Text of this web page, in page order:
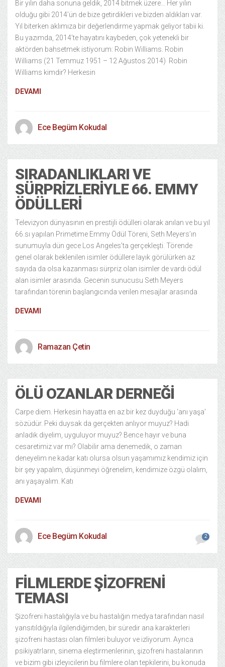
Bir yılın daha sonuna geldik, 2014 bitmek üzere… Her yılın
olduğu gibi 2014’ün de bize getirdikleri ve bizden aldıkları var.
Yıl biterken aklımıza bir değerlendirme yapmak geliyor tabii ki.
Bu yazımda, 2014’te hayatını kaybeden, çok yetenekli bir
aktörden bahsetmek istiyorum: Robin Williams. Robin
Williams (21 Temmuz 1951 – 12 Ağustos 2014) Robin
Williams kimdir? Herkesin
DEVAMI
Ece Begüm Kokudal
SIRADANLIKLARI VE
SÜRPRIZLERIYLE 66. EMMY
ÖDÜLLERI
Televizyon dünyasının en prestijli ödülleri olarak anılan ve bu yıl
66.sı yapılan Primetime Emmy Ödül Töreni, Seth Meyers’ın
sunumuyla dün gece Los Angeles’ta gerçekleşti. Törende
genel olarak beklenilen isimler ödüllere layık görülürken az
sayıda da olsa kazanması sürpriz olan isimler de vardı ödül
alan isimler arasında. Gecenin sunucusu Seth Meyers
tarafından törenin başlangıcında verilen mesajlar arasında
DEVAMI
Ramazan Çetin
ÖLÜ OZANLAR DERNEĞI
Carpe diem. Herkesin hayatta en az bir kez duyduğu ‘anı yaşa’
sözüdür. Peki duysak da gerçekten anlıyor muyuz? Hadi
anladık diyelim, uyguluyor muyuz? Bence hayır ve buna
cesaretimiz var mı? Olabilir ama denemedik, o zaman
deneyelim ne kadar katı olursa olsun yaşamımız kendimiz için
bir şey yapalım, düşünmeyi öğrenelim, kendimize özgü olalım,
anı yaşayalım. Katı
DEVAMI
Ece Begüm Kokudal 2
FILMLERDE ŞIZOFRENI
TEMASI
Şizofreni hastalığıyla ve bu hastalığın medya tarafından nasıl
yansıtıldığıyla ilgilendiğimden, bir süredir ana karakterleri
şizofreni hastası olan filmleri buluyor ve izliyorum. Ayrıca
psikiyatrların, sinema eleştirmenlerinin, şizofreni hastalarının
ve bizim gibi izleyicilerin bu filmlere olan tepkilerini, bu konuda